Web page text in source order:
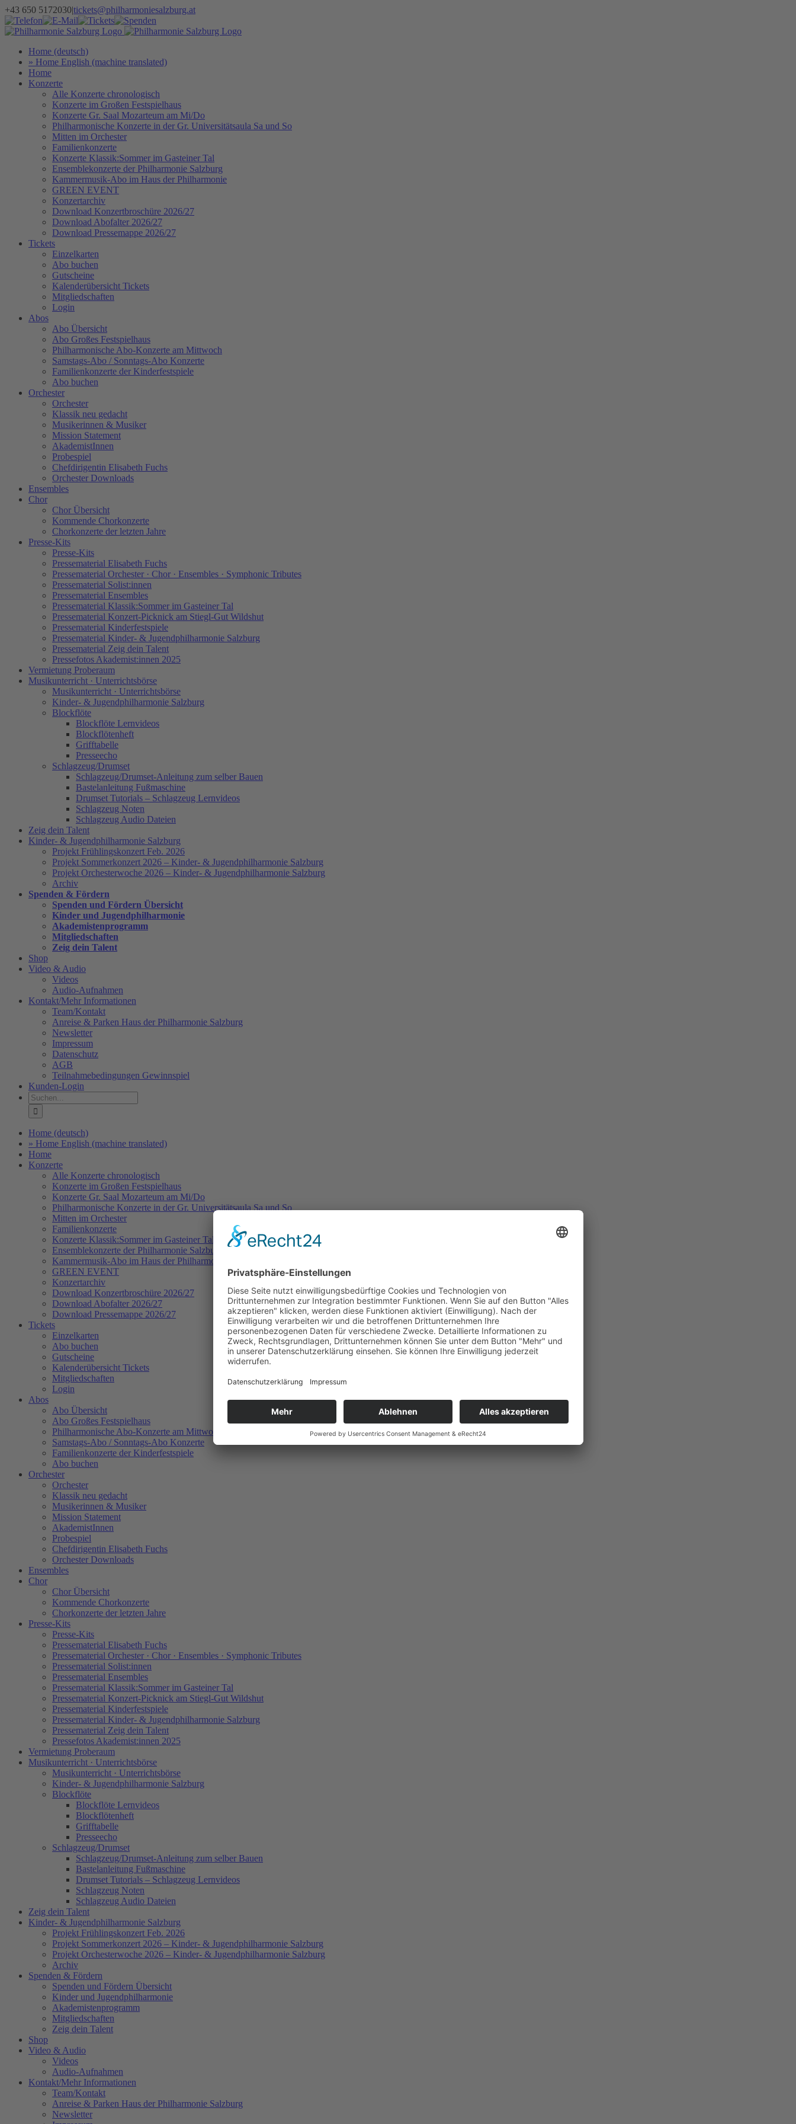
Zum
Inhalt
springen
+43 650 5172030|tickets@philharmoniesalzburg.at
Facebook
YouTube
Instagram
Telefon
E-
Mail
Tickets Spenden
Home (deutsch)
» Home English (machine translated)
Home
Konzerte
Alle Konzerte chronologisch
Konzerte im Großen Festspielhaus
Konzerte Gr. Saal Mozarteum am Mi/Do
Philharmonische Konzerte in der Gr. Universitätsaula Sa und So
Mitten im Orchester
Familienkonzerte
Konzerte Klassik:Sommer im Gasteiner Tal
Ensemblekonzerte der Philharmonie Salzburg
Kammermusik-Abo im Haus der Philharmonie
GREEN EVENT
Konzertarchiv
Download Konzertbroschüre 2026/27
Download Abofalter 2026/27
Download Pressemappe 2026/27
Tickets
Einzelkarten
Abo buchen
Gutscheine
Kalenderübersicht Tickets
Mitgliedschaften
Login
Abos
Abo Übersicht
Abo Großes Festspielhaus
Philharmonische Abo-Konzerte am Mittwoch
Samstags-Abo / Sonntags-Abo Konzerte
Familienkonzerte der Kinderfestspiele
Abo buchen
Orchester
Orchester
Klassik neu gedacht
Musikerinnen & Musiker
Mission Statement
AkademistInnen
Probespiel
Chefdirigentin Elisabeth Fuchs
Orchester Downloads
Ensembles
Chor
Chor Übersicht
Kommende Chorkonzerte
Chorkonzerte der letzten Jahre
Presse-Kits
Presse-Kits
Pressematerial Elisabeth Fuchs
Pressematerial Orchester · Chor · Ensembles · Symphonic Tributes
Pressematerial Solist:innen
Pressematerial Ensembles
Pressematerial Klassik:Sommer im Gasteiner Tal
Pressematerial Konzert-Picknick am Stiegl-Gut Wildshut
Pressematerial Kinderfestspiele
Pressematerial Kinder- & Jugendphilharmonie Salzburg
Pressematerial Zeig dein Talent
Pressefotos Akademist:innen 2025
Vermietung Proberaum
Musikunterricht · Unterrichtsbörse
Musikunterricht · Unterrichtsbörse
Kinder- & Jugendphilharmonie Salzburg
Blockflöte
Blockflöte Lernvideos
Blockflötenheft
Grifftabelle
Presseecho
Schlagzeug/Drumset
Schlagzeug/Drumset-Anleitung zum selber Bauen
Bastelanleitung Fußmaschine
Drumset Tutorials – Schlagzeug Lernvideos
Schlagzeug Noten
Schlagzeug Audio Dateien
Zeig dein Talent
Kinder- & Jugendphilharmonie Salzburg
Projekt Frühlingskonzert Feb. 2026
Projekt Sommerkonzert 2026 – Kinder- & Jugendphilharmonie Salzburg
Projekt Orchesterwoche 2026 – Kinder- & Jugendphilharmonie Salzburg
Archiv
Spenden & Fördern
Spenden und Fördern Übersicht
Kinder und Jugendphilharmonie
Akademistenprogramm
Mitgliedschaften
Zeig dein Talent
Shop
Video & Audio
Videos
Audio-Aufnahmen
Kontakt/Mehr Informationen
Team/Kontakt
Anreise & Parken Haus der Philharmonie Salzburg
Newsletter
Impressum
Datenschutz
AGB
Teilnahmebedingungen Gewinnspiel
Kunden-Login
Suche
nach:
Home (deutsch)
» Home English (machine translated)
Home
Konzerte
Alle Konzerte chronologisch
Konzerte im Großen Festspielhaus
Konzerte Gr. Saal Mozarteum am Mi/Do
Philharmonische Konzerte in der Gr. Universitätsaula Sa und So
Mitten im Orchester
Familienkonzerte
Konzerte Klassik:Sommer im Gasteiner Tal
Ensemblekonzerte der Philharmonie Salzburg
Kammermusik-Abo im Haus der Philharmonie
GREEN EVENT
Konzertarchiv
Download Konzertbroschüre 2026/27
Download Abofalter 2026/27
Download Pressemappe 2026/27
Tickets
Einzelkarten
Abo buchen
Gutscheine
Kalenderübersicht Tickets
Mitgliedschaften
Login
Abos
Abo Übersicht
Abo Großes Festspielhaus
Philharmonische Abo-Konzerte am Mittwoch
Samstags-Abo / Sonntags-Abo Konzerte
Familienkonzerte der Kinderfestspiele
Abo buchen
Orchester
Orchester
Klassik neu gedacht
Musikerinnen & Musiker
Mission Statement
AkademistInnen
Probespiel
Chefdirigentin Elisabeth Fuchs
Orchester Downloads
Ensembles
Chor
Chor Übersicht
Kommende Chorkonzerte
Chorkonzerte der letzten Jahre
Presse-Kits
Presse-Kits
Pressematerial Elisabeth Fuchs
Pressematerial Orchester · Chor · Ensembles · Symphonic Tributes
Pressematerial Solist:innen
Pressematerial Ensembles
Pressematerial Klassik:Sommer im Gasteiner Tal
Pressematerial Konzert-Picknick am Stiegl-Gut Wildshut
Pressematerial Kinderfestspiele
Pressematerial Kinder- & Jugendphilharmonie Salzburg
Pressematerial Zeig dein Talent
Pressefotos Akademist:innen 2025
Vermietung Proberaum
Musikunterricht · Unterrichtsbörse
Musikunterricht · Unterrichtsbörse
Kinder- & Jugendphilharmonie Salzburg
Blockflöte
Blockflöte Lernvideos
Blockflötenheft
Grifftabelle
Presseecho
Schlagzeug/Drumset
Schlagzeug/Drumset-Anleitung zum selber Bauen
Bastelanleitung Fußmaschine
Drumset Tutorials – Schlagzeug Lernvideos
Schlagzeug Noten
Schlagzeug Audio Dateien
Zeig dein Talent
Kinder- & Jugendphilharmonie Salzburg
Projekt Frühlingskonzert Feb. 2026
Projekt Sommerkonzert 2026 – Kinder- & Jugendphilharmonie Salzburg
Projekt Orchesterwoche 2026 – Kinder- & Jugendphilharmonie Salzburg
Archiv
Spenden & Fördern
Spenden und Fördern Übersicht
Kinder und Jugendphilharmonie
Akademistenprogramm
Mitgliedschaften
Zeig dein Talent
Shop
Video & Audio
Videos
Audio-Aufnahmen
Kontakt/Mehr Informationen
Team/Kontakt
Anreise & Parken Haus der Philharmonie Salzburg
Newsletter